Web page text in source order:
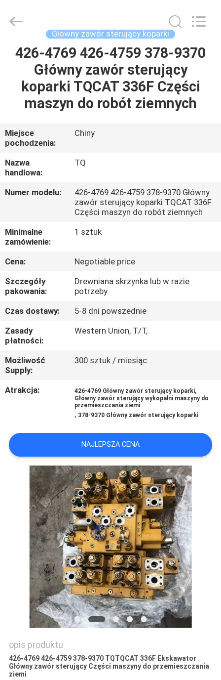
DOM
PRODUKTY
POKAZ
VR
O
WYCIECZKA
PO
FABRYCE
KONTROLA
JAKOŚCI
SKONTAKTUJ
SIĘ
Z
AKTUALNOŚCI
WSZYSTKIE
PRZYPADKI
POPROSIĆ
O
WYCENĘ
SITEMAP
POLITYKA
PRYWATNOŚCI
Machinery
Reserved.
Główny zawór sterujący koparki
426-4769 426-4759 378-9370
Główny zawór sterujący
koparki TQCAT 336F Części
maszyn do robót ziemnych
Miejsce
pochodzenia:
Chiny
Nazwa
handlowa:
TQ
Numer modelu:
426-4769 426-4759 378-9370 Główny
zawór sterujący koparki TQCAT 336F
Części maszyn do robót ziemnych
Minimalne
zamówienie:
1 sztuk
Cena:
Negotiable price
Szczegóły
pakowania:
Drewniana skrzynka lub w razie
potrzeby
Czas dostawy:
5-8 dni powszednie
Zasady
płatności:
Western Union, T/T,
Możliwość
Supply:
300 sztuk / miesiąc
Atrakcja: 426-4769 Główny zawór sterujący koparki,
Główny zawór sterujący wykopalni maszyny do
przemieszczania ziemi
, 378-9370 Główny zawór sterujący koparki
NAJLEPSZA CENA
opis produktu
426-4769 426-4759 378-9370 TQTQCAT 336F Ekskawator
Główny zawór sterujący Części maszyny do przemieszczania
ziemi